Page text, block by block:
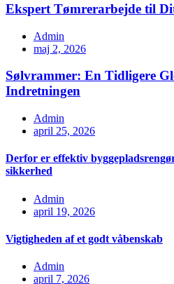
Ekspert Tømrerarbejde til
Admin
maj 2, 2026
Sølvrammer: En Tidligere
Indretningen
Admin
april 25, 2026
Derfor er effektiv
sikkerhed
Admin
april 19, 2026
Vigtigheden af et godt våbenskab
Admin
april 7, 2026